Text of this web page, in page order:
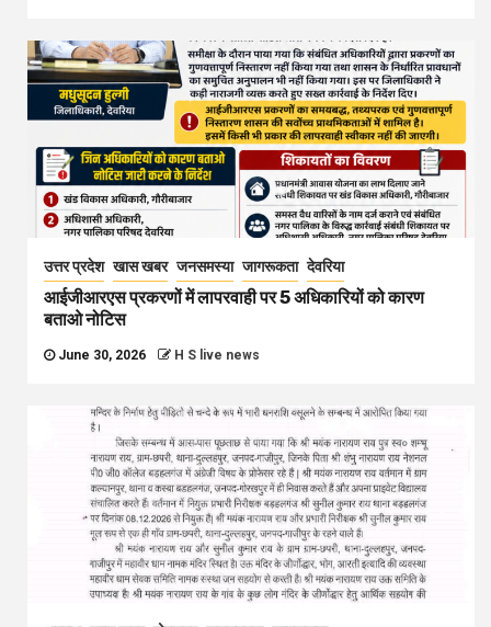
उत्तर प्रदेश खास खबर जनसमस्या जागरूकता देवरिया
आईजीआरएस प्रकरणों में लापरवाही पर 5 अधिकारियों को कारण
बताओ नोटिस
June 30, 2026 H S live news